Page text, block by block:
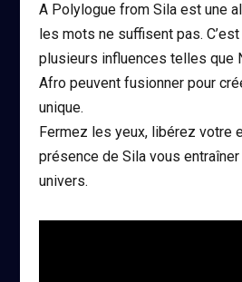
A Polylogue from Sila est une
les mots ne suffisent pas.
plusieurs influences telles que
Afro peuvent fusionner pour
unique.
Fermez les yeux, libérez votre
présence de Sila vous
univers.